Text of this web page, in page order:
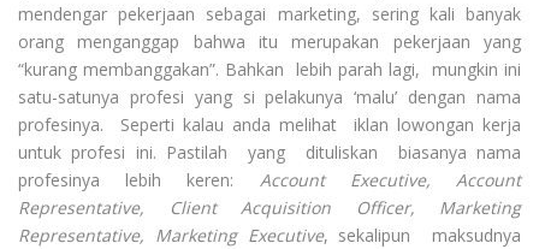
mendengar pekerjaan sebagai marketing, sering kali banyak
orang menganggap bahwa itu merupakan pekerjaan yang
“kurang membanggakan”. Bahkan lebih parah lagi, mungkin ini
satu-satunya profesi yang si pelakunya ‘malu’ dengan nama
profesinya. Seperti kalau anda melihat iklan lowongan kerja
untuk profesi ini. Pastilah yang dituliskan biasanya nama
profesinya lebih keren: Account Executive, Account
Representative, Client Acquisition Officer, Marketing
Representative, Marketing Executive, sekalipun maksudnya